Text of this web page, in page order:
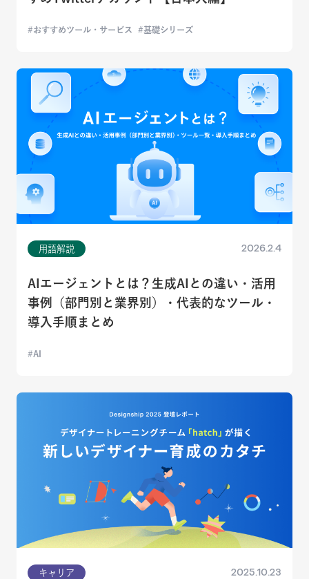
おすすめツール・サービス 基礎シリーズ
用語解説 2026.2.4
AIエージェントとは？生成AIとの違い・活用
事例（部門別と業界別）・代表的なツール・
導入手順まとめ
AI
キャリア 2025.10.23